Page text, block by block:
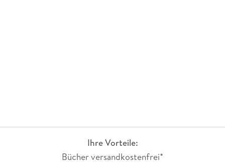
Ihre Vorteile:
Bücher versandkostenfrei*